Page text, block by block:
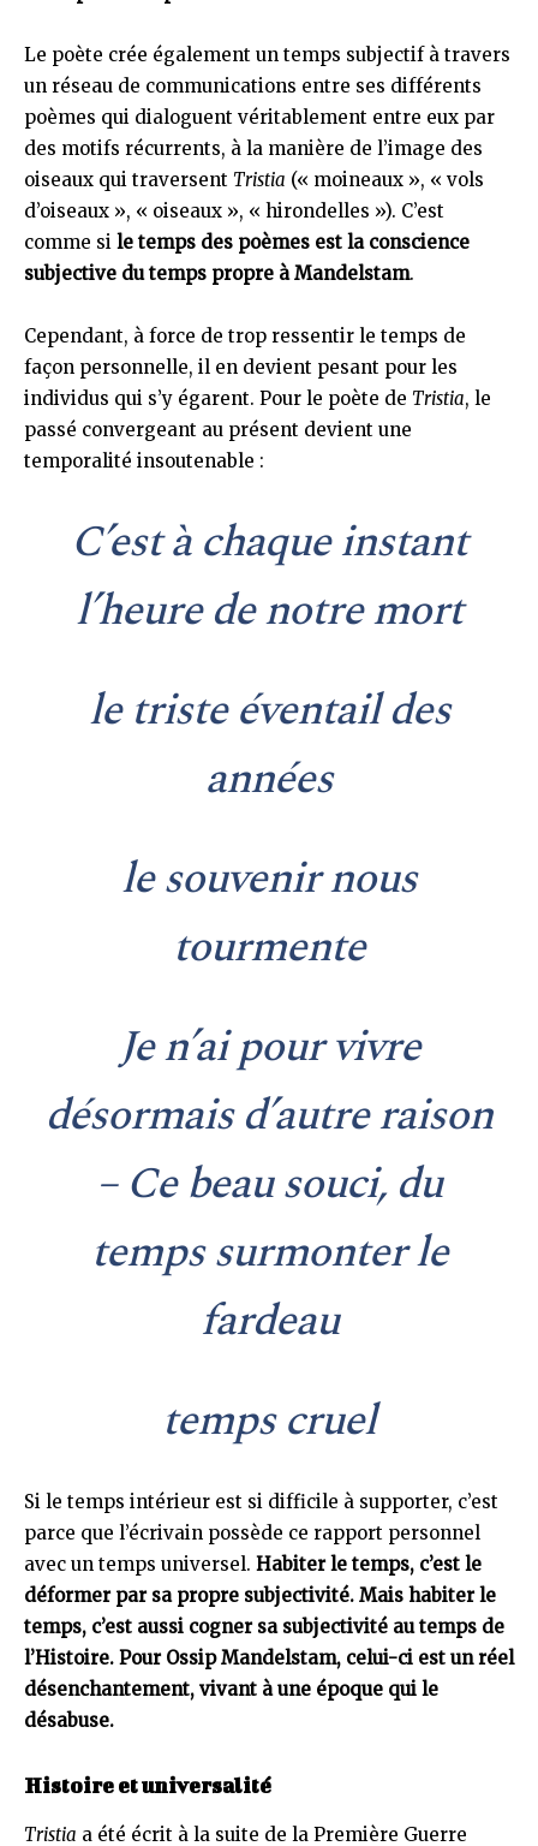
Le poète crée également un temps subjectif à travers
un réseau de communications entre ses différents
poèmes qui dialoguent véritablement entre eux par
des motifs récurrents, à la manière de l’image des
oiseaux qui traversent Tristia (« moineaux », « vols
d’oiseaux », « oiseaux », « hirondelles »). C’est
comme si le temps des poèmes est la conscience
subjective du temps propre à Mandelstam.
Cependant, à force de trop ressentir le temps de
façon personnelle, il en devient pesant pour les
individus qui s’y égarent. Pour le poète de Tristia, le
passé convergeant au présent devient une
temporalité insoutenable :
C’est à chaque instant
l’heure de notre mort
le triste éventail des
années
le souvenir nous
tourmente
Je n’ai pour vivre
désormais d’autre raison
– Ce beau souci, du
temps surmonter le
fardeau
temps cruel
Si le temps intérieur est si difficile à supporter, c’est
parce que l’écrivain possède ce rapport personnel
avec un temps universel. Habiter le temps, c’est le
déformer par sa propre subjectivité. Mais habiter le
temps, c’est aussi cogner sa subjectivité au temps de
l’Histoire. Pour Ossip Mandelstam, celui-ci est un réel
désenchantement, vivant à une époque qui le
désabuse.
Histoire et universalité
Tristia a été écrit à la suite de la Première Guerre